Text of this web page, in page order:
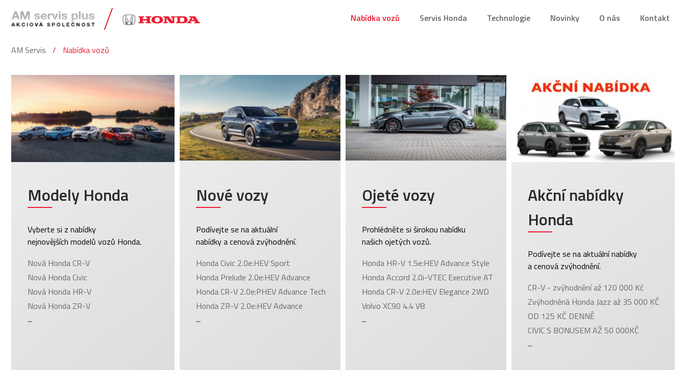
Nabídka vozů Servis Honda Technologie Novinky O nás Kontakt
AM Servis Nabídka vozů
Modely Honda
Vyberte si z nabídky
nejnovějších modelů vozů Honda.
Nová Honda CR-V
Nová Honda Civic
Nová Honda HR-V
Nová Honda ZR-V
...
Nové vozy
Podívejte se na aktuální
nabídky a cenová zvýhodnění.
Honda Civic 2.0e:HEV Sport
Honda Prelude 2.0e:HEV Advance
Honda CR-V 2.0e:PHEV Advance Tech
Honda ZR-V 2.0e:HEV Advance
...
Ojeté vozy
Prohlédněte si širokou nabídku
našich ojetých vozů.
Honda HR-V 1.5e:HEV Advance Style
Honda Accord 2.0i-VTEC Executive AT
Honda CR-V 2.0e:HEV Elegance 2WD
Volvo XC90 4.4 V8
...
Akční nabídky
Honda
Podívejte se na aktuální nabídky
a cenová zvýhodnění.
CR-V - zvýhodnění až 120 000 Kč
Zvýhodněná Honda Jazz až 35 000 KČ
OD 125 KČ DENNĚ
CIVIC S BONUSEM AŽ 50 000KČ
...